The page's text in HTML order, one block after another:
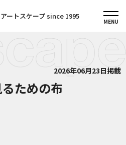
ートスケープ since 1995
2026年06月23日掲載
ための布